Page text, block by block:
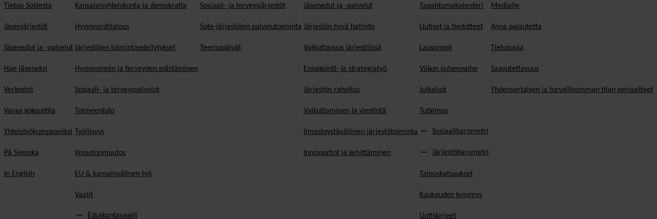
Tietoa Sostesta
Jäsenjärjestöt
Jäsenedut ja -palvelut
Hae jäseneksi
Verkostot
Varaa kokoustila
Yhteistyökumppaniksi
På Svenska
In English
Kansalaisyhteiskunta ja demokratia
Hyvinvointitalous
Järjestöjen toimintaedellytykset
Hyvinvoinnin ja terveyden edistäminen
Sosiaali- ja terveyspalvelut
Toimeentulo
Työllisyys
Ilmastonmuutos
EU & kansainvälinen työ
Vaalit
Eduskuntavaalit
Sosiaali- ja terveysjärjestöt
Sote-järjestöjen palvelutoiminta
Teemapäivät
Jäsen­edut ja -palvelut
Järjestön hyvä hallinto
Vaikuttavuus järjestöissä
Ennakointi- ja strategiatyö
Järjestön rahoitus
Vaikuttaminen ja viestintä
Ilmastoystävällinen järjestötoiminta
Innovaatiot ja kehittäminen
Tapahtumakalenteri
Uutiset ja tiedotteet
Lausunnot
Viikon puheenaihe
Julkaisut
Tutkimus
Sosiaalibarometri
Järjestöbarometri
Talouskatsaukset
Kuukauden kysymys
Uutiskirjeet
Medialle
Anna palautetta
Tietosuoja
Saavutettavuus
Yhdenvertaisen ja turvallisemman tilan periaatteet